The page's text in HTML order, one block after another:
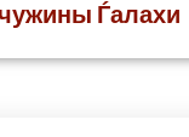
Ѓалахи